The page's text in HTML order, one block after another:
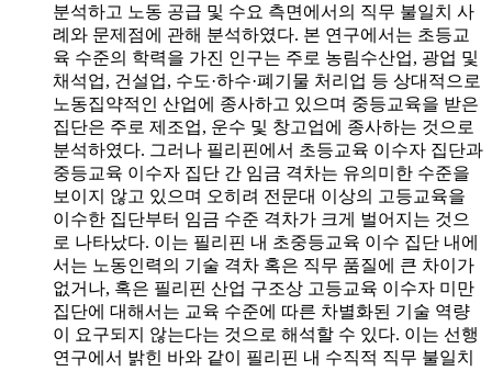
분석하고 노동 공급 및 수요 측면에서의 직무 불일치 사
례와 문제점에 관해 분석하였다. 본 연구에서는 초등교
육 수준의 학력을 가진 인구는 주로 농림수산업, 광업 및
채석업, 건설업, 수도·하수·폐기물 처리업 등 상대적으로
노동집약적인 산업에 종사하고 있으며 중등교육을 받은
집단은 주로 제조업, 운수 및 창고업에 종사하는 것으로
분석하였다. 그러나 필리핀에서 초등교육 이수자 집단과
중등교육 이수자 집단 간 임금 격차는 유의미한 수준을
보이지 않고 있으며 오히려 전문대 이상의 고등교육을
이수한 집단부터 임금 수준 격차가 크게 벌어지는 것으
로 나타났다. 이는 필리핀 내 초중등교육 이수 집단 내에
서는 노동인력의 기술 격차 혹은 직무 품질에 큰 차이가
없거나, 혹은 필리핀 산업 구조상 고등교육 이수자 미만
집단에 대해서는 교육 수준에 따른 차별화된 기술 역량
이 요구되지 않는다는 것으로 해석할 수 있다. 이는 선행
연구에서 밝힌 바와 같이 필리핀 내 수직적 직무 불일치